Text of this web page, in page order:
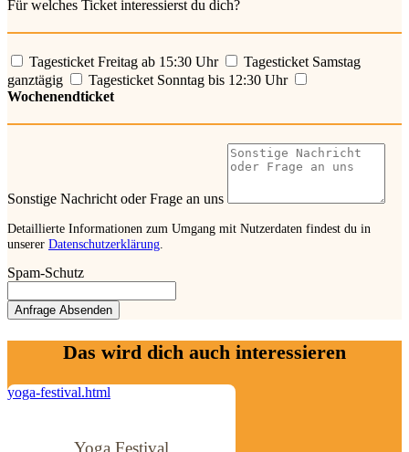
Für welches Ticket interessierst du dich?
Tagesticket Freitag ab 15:30 Uhr
Tagesticket Samstag
ganztägig
Tagesticket Sonntag bis 12:30 Uhr
Wochenendticket
Sonstige Nachricht oder Frage an uns
Detaillierte Informationen zum Umgang mit Nutzerdaten findest du in
unserer Datenschutzerklärung
Spam-Schutz
Das wird dich auch interessieren
yoga-festival.html
Yoga Festival